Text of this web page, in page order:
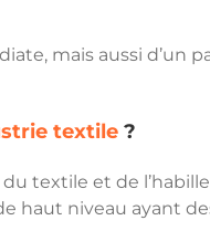
mais aussi d’un
textile ?
textile et de
haut niveau ayant